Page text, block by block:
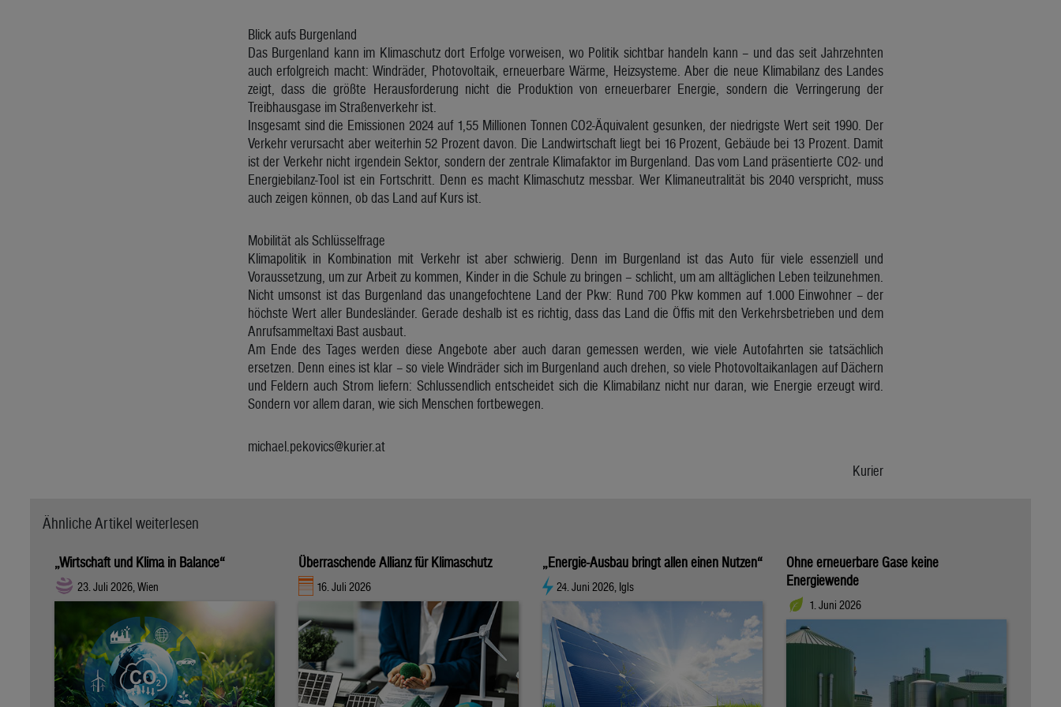
Blick aufs Burgenland
Das Burgenland kann im Klimaschutz dort Erfolge vorweisen, wo Politik sichtbar handeln kann – und das seit Jahrzehnten
auch erfolgreich macht: Windräder, Photovoltaik, erneuerbare Wärme, Heizsysteme. Aber die neue Klimabilanz des Landes
zeigt, dass die größte Herausforderung nicht die Produktion von erneuerbarer Energie, sondern die Verringerung der
Treibhausgase im Straßenverkehr ist.
Insgesamt sind die Emissionen 2024 auf 1,55 Millionen Tonnen CO2-Äquivalent gesunken, der niedrigste Wert seit 1990. Der
Verkehr verursacht aber weiterhin 52 Prozent davon. Die Landwirtschaft liegt bei 16 Prozent, Gebäude bei 13 Prozent. Damit
ist der Verkehr nicht irgendein Sektor, sondern der zentrale Klimafaktor im Burgenland. Das vom Land präsentierte CO2- und
Energiebilanz-Tool ist ein Fortschritt. Denn es macht Klimaschutz messbar. Wer Klimaneutralität bis 2040 verspricht, muss
auch zeigen können, ob das Land auf Kurs ist.
Mobilität als Schlüsselfrage
Klimapolitik in Kombination mit Verkehr ist aber schwierig. Denn im Burgenland ist das Auto für viele essenziell und
Voraussetzung, um zur Arbeit zu kommen, Kinder in die Schule zu bringen – schlicht, um am alltäglichen Leben teilzunehmen.
Nicht umsonst ist das Burgenland das unangefochtene Land der Pkw: Rund 700 Pkw kommen auf 1.000 Einwohner – der
höchste Wert aller Bundesländer. Gerade deshalb ist es richtig, dass das Land die Öffis mit den Verkehrsbetrieben und dem
Anrufsammeltaxi Bast ausbaut.
Am Ende des Tages werden diese Angebote aber auch daran gemessen werden, wie viele Autofahrten sie tatsächlich
ersetzen. Denn eines ist klar – so viele Windräder sich im Burgenland auch drehen, so viele Photovoltaikanlagen auf Dächern
und Feldern auch Strom liefern: Schlussendlich entscheidet sich die Klimabilanz nicht nur daran, wie Energie erzeugt wird.
Sondern vor allem daran, wie sich Menschen fortbewegen.
michael.pekovics@kurier.at
Kurier
Ähnliche Artikel weiterlesen
„Wirtschaft und Klima in Balance“
23. Juli 2026, Wien
Überraschende Allianz für Klimaschutz
16. Juli 2026
„Energie-Ausbau bringt allen einen Nutzen“
24. Juni 2026, Igls
Ohne erneuerbare Gase keine
Energiewende
1. Juni 2026